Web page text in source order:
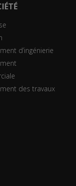
d’ingénierie
des travaux